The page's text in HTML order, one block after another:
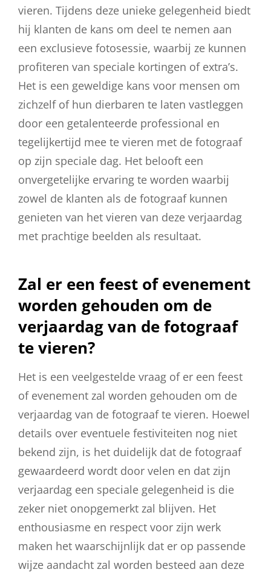
vieren. Tijdens deze unieke gelegenheid biedt
hij klanten de kans om deel te nemen aan
een exclusieve fotosessie, waarbij ze kunnen
profiteren van speciale kortingen of extra’s.
Het is een geweldige kans voor mensen om
zichzelf of hun dierbaren te laten vastleggen
door een getalenteerde professional en
tegelijkertijd mee te vieren met de fotograaf
op zijn speciale dag. Het belooft een
onvergetelijke ervaring te worden waarbij
zowel de klanten als de fotograaf kunnen
genieten van het vieren van deze verjaardag
met prachtige beelden als resultaat.
Zal er een feest of evenement
worden gehouden om de
verjaardag van de fotograaf
te vieren?
Het is een veelgestelde vraag of er een feest
of evenement zal worden gehouden om de
verjaardag van de fotograaf te vieren. Hoewel
details over eventuele festiviteiten nog niet
bekend zijn, is het duidelijk dat de fotograaf
gewaardeerd wordt door velen en dat zijn
verjaardag een speciale gelegenheid is die
zeker niet onopgemerkt zal blijven. Het
enthousiasme en respect voor zijn werk
maken het waarschijnlijk dat er op passende
wijze aandacht zal worden besteed aan deze